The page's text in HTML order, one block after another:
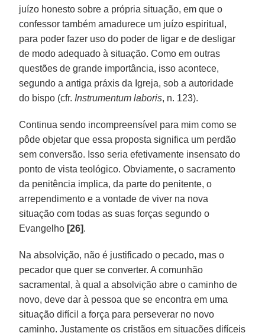
juízo honesto sobre a própria situação, em que o
confessor também amadurece um juízo espiritual,
para poder fazer uso do poder de ligar e de desligar
de modo adequado à situação. Como em outras
questões de grande importância, isso acontece,
segundo a antiga práxis da Igreja, sob a autoridade
do bispo (cfr. Instrumentum laboris, n. 123).
Continua sendo incompreensível para mim como se
pôde objetar que essa proposta significa um perdão
sem conversão. Isso seria efetivamente insensato do
ponto de vista teológico. Obviamente, o sacramento
da penitência implica, da parte do penitente, o
arrependimento e a vontade de viver na nova
situação com todas as suas forças segundo o
Evangelho [26].
Na absolvição, não é justificado o pecado, mas o
pecador que quer se converter. A comunhão
sacramental, à qual a absolvição abre o caminho de
novo, deve dar à pessoa que se encontra em uma
situação difícil a força para perseverar no novo
caminho. Justamente os cristãos em situações difíceis